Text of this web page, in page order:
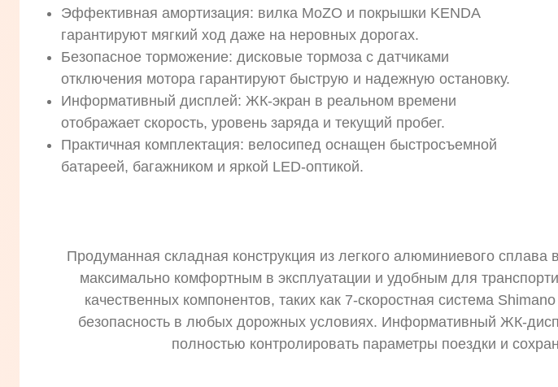
Эффективная амортизация: вилка MoZO и покрышки KENDA
гарантируют мягкий ход даже на неровных дорогах.
Безопасное торможение: дисковые тормоза с датчиками
отключения мотора гарантируют быструю и надежную остановку.
Информативный дисплей: ЖК-экран в реальном времени
отображает скорость, уровень заряда и текущий пробег.
Практичная комплектация: велосипед оснащен быстросъемной
батареей, багажником и яркой LED-оптикой.
Продуманная складная конструкция из легкого алюминиевого
максимально комфортным в эксплуатации и удобным для
качественных компонентов, таких как 7-скоростная система
безопасность в любых дорожных условиях. Информативный ЖК-
полностью контролировать параметры поездки и